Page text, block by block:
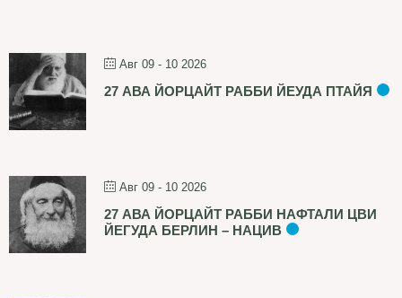
Авг 09 - 10 2026
27 АВА ЙОРЦАЙТ РАББИ ЙЕУДА ПТАЙЯ
Авг 09 - 10 2026
27 АВА ЙОРЦАЙТ РАББИ НАФТАЛИ ЦВИ
ЙЕГУДА БЕРЛИН – НАЦИВ